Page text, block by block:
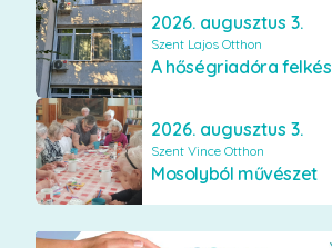
2026. augusztus 3.
Szent Lajos Otthon
2026. augusztus 3.
Szent Vince Otthon
Mosolyból művészet